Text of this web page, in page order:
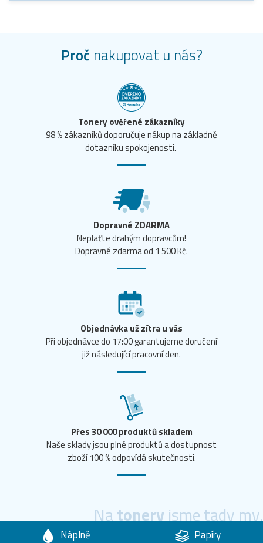
Proč nakupovat u nás?
Tonery ověřené zákazníky
98 % zákazníků doporučuje nákup na základně
dotazníku spokojenosti.
Dopravné ZDARMA
Neplaťte drahým dopravcům!
Dopravné zdarma od 1 500 Kč.
Objednávka už zítra u vás
Při objednávce do 17:00 garantujeme doručení
již následující pracovní den.
Přes 30 000 produktů skladem
Naše sklady jsou plné produktů a dostupnost
zboží 100 % odpovídá skutečnosti.
Natoneryjsme tady my.
Náplně
Papíry